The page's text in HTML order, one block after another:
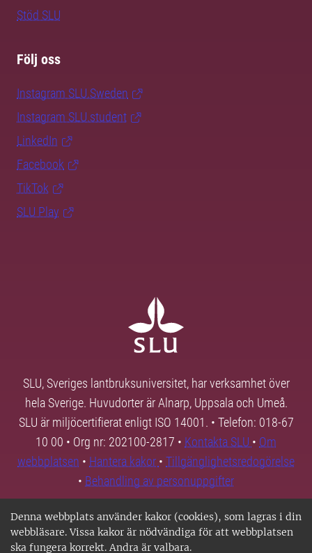
Denna webbplats använder kakor (cookies), som lagras i din
webbläsare. Vissa kakor är nödvändiga för att webbplatsen
ska fungera korrekt. Andra är valbara.
Stöd SLU
Följ oss
Instagram SLU.Sweden
Instagram SLU.student
LinkedIn
Facebook
TikTok
SLU Play
SLU, Sveriges lantbruksuniversitet, har verksamhet över
hela Sverige. Huvudorter är Alnarp, Uppsala och Umeå.
SLU är miljöcertifierat enligt ISO 14001. • Telefon: 018-67
10 00 • Org nr: 202100-2817 • Kontakta SLU • Om
webbplatsen • Hantera kakor • Tillgänglighetsredogörelse
• Behandling av personuppgifter